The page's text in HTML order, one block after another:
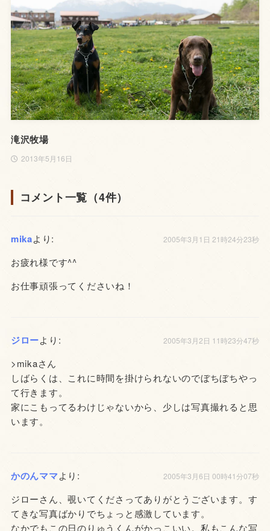
滝沢牧場
2013年5月16日
コメント一覧（4件）
mikaより: 2005年3月1日 21時24分23秒
お疲れ様です^^
お仕事頑張ってくださいね！
ジローより: 2005年3月2日 11時23分47秒
>mikaさん
しばらくは、これに時間を掛けられないのでぼちぼちやっ
て行きます。
家にこもってるわけじゃないから、少しは写真撮れると思
います。
かのんママより: 2005年3月6日 00時41分07秒
ジローさん、覗いてくださってありがとうございます。す
てきな写真ばかりでちょっと感激しています。
なかでもこの日のりゅうくんがかっこいい。私もこんな写